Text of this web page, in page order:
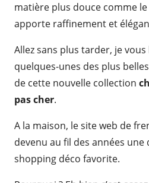
matière plus douce comme
apporte raffinement et
Allez sans plus tarder, je
quelques-unes des plus
de cette nouvelle collection
pas cher.
A la maison, le site web de
devenu au fil des années
shopping déco favorite.